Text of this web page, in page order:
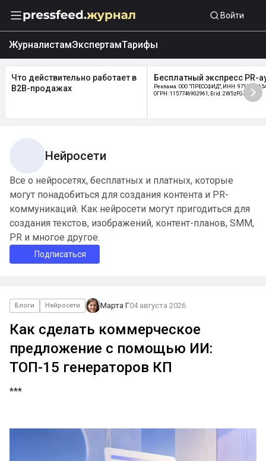
Войти
ЖурналистамЭкспертамТарифы
Что действительно работает в
B2B-продажах
Бесплатный экспресс PR-
Реклама: ООО "ПРЕССФИД", ИНН:
ОГРН: 1157746902961, Erid: 2W5zFGDycPz
Нейросети
Все о нейросетях, бесплатных и платных, которые
могут понадобиться для создания контента и PR-
коммуникаций. Как нейросети могут пригодиться для
создания текстов, изображений, контент-планов, SMM,
PR и многое другое.
Подписаться
Блоги Нейросети Марта Г04 августа 2026
Как сделать коммерческое
предложение с помощью ИИ:
ТОП-15 генераторов КП
***